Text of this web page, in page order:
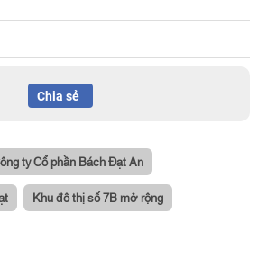
Chia sẻ
ty Cổ phần Bách Đạt An
Khu đô thị số 7B mở rộng